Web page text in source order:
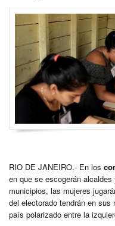
RIO DE JANEIRO.- En los
en que se escogerán
municipios, las mujeres
del electorado tendrán en
país polarizado entre la